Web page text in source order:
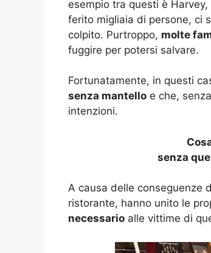
esempio tra questi è
ferito migliaia di persone, ci
colpito. Purtroppo, molte
fuggire per potersi salvare.
Fortunatamente, in questi
senza mantello e che,
intenzioni.
senza
A causa delle conseguenze
ristorante, hanno unito le
necessario alle vittime di